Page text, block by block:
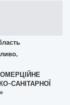
САНІТАРНОЇ